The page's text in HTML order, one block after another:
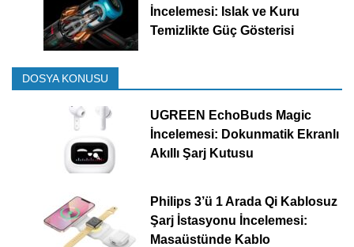
İncelemesi: Islak ve Kuru
Temizlikte Güç Gösterisi
DOSYA KONUSU
UGREEN EchoBuds Magic
İncelemesi: Dokunmatik Ekranlı
Akıllı Şarj Kutusu
Philips 3’ü 1 Arada Qi Kablosuz
Şarj İstasyonu İncelemesi:
Masaüstünde Kablo